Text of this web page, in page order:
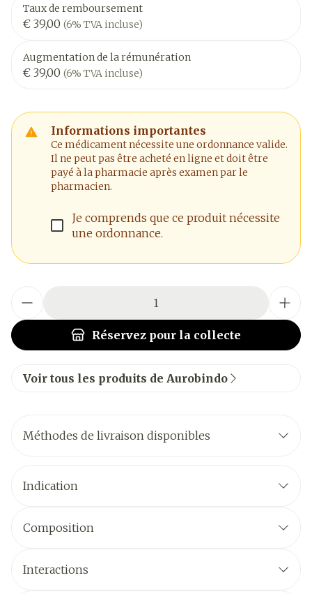
Taux de remboursement
€ 39,00 (6% TVA incluse)
Augmentation de la rémunération
€ 39,00 (6% TVA incluse)
Informations importantes
Ce médicament nécessite une ordonnance valide.
Il ne peut pas être acheté en ligne et doit être
payé à la pharmacie après examen par le
pharmacien.
Je comprends que ce produit nécessite
une ordonnance.
Réservez pour la collecte
Voir tous les produits de Aurobindo
Méthodes de livraison disponibles
Indication
Composition
Interactions